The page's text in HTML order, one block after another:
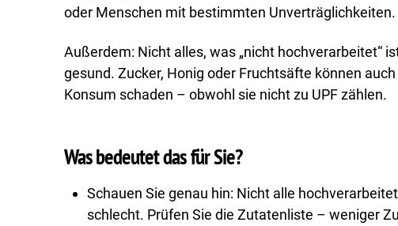
oder Menschen mit bestimmten Unverträglichkeiten.
Außerdem: Nicht alles, was „nicht hochverarbeitet“
gesund. Zucker, Honig oder Fruchtsäfte können
Konsum schaden – obwohl sie nicht zu UPF zählen.
Was bedeutet das für Sie?
Schauen Sie genau hin: Nicht alle
schlecht. Prüfen Sie die Zutatenliste – weniger